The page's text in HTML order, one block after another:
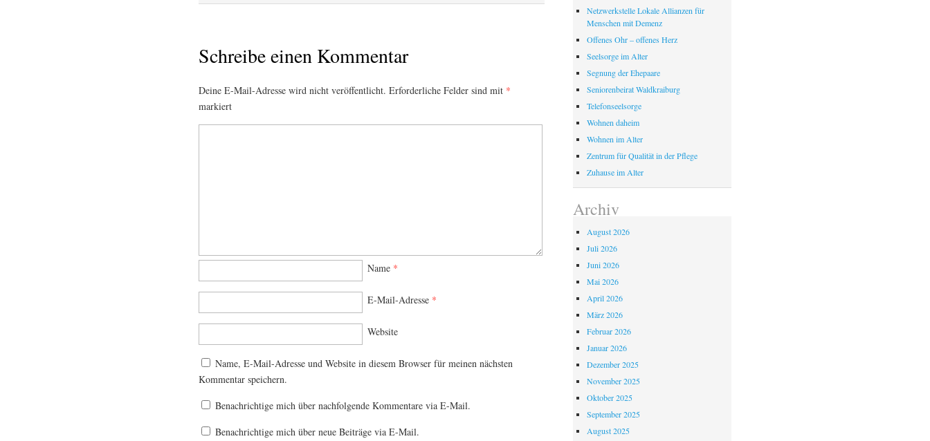
Schreibe einen Kommentar
Deine E-Mail-Adresse wird nicht veröffentlicht. Erforderliche Felder sind mit *
markiert
Name *
E-Mail-Adresse *
Website
Name, E-Mail-Adresse und Website in diesem Browser für meinen nächsten
Kommentar speichern.
Benachrichtige mich über nachfolgende Kommentare via E-Mail.
Benachrichtige mich über neue Beiträge via E-Mail.
Netzwerkstelle Lokale Allianzen für
Menschen mit Demenz
Offenes Ohr – offenes Herz
Seelsorge im Alter
Segnung der Ehepaare
Seniorenbeirat Waldkraiburg
Telefonseelsorge
Wohnen daheim
Wohnen im Alter
Zentrum für Qualität in der Pflege
Zuhause im Alter
Archiv
August 2026
Juli 2026
Juni 2026
Mai 2026
April 2026
März 2026
Februar 2026
Januar 2026
Dezember 2025
November 2025
Oktober 2025
September 2025
August 2025